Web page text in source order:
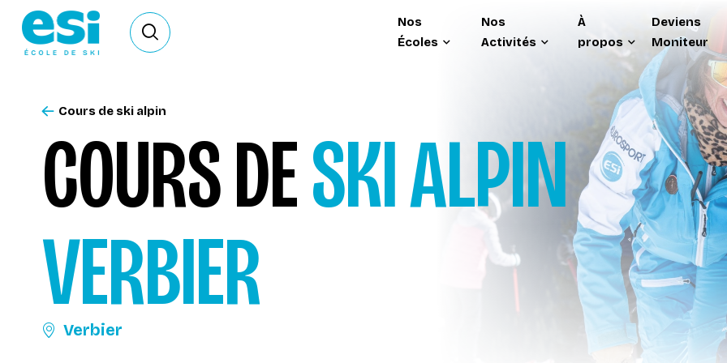
Ouvrir le formulaire de recherche
Nos
Écoles
Nos
Activités
À
propos
Deviens
Moniteur
COURS DESKI ALPIN
VERBIER
Verbier
Cours de ski alpin